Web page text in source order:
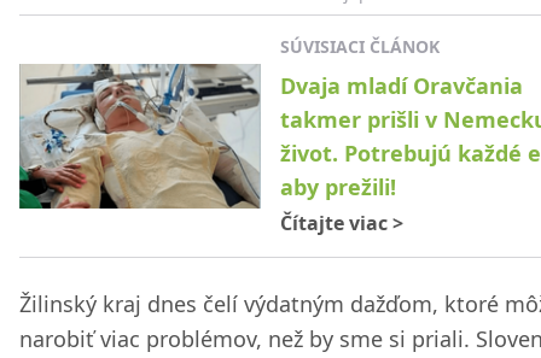
SÚVISIACI ČLÁNOK
Dvaja mladí Oravčania
takmer prišli v
život. Potrebujú každé
aby prežili!
Čítajte viac>
Žilinský kraj dnes čelí výdatným dažďom, ktoré
narobiť viac problémov, než by sme si priali.